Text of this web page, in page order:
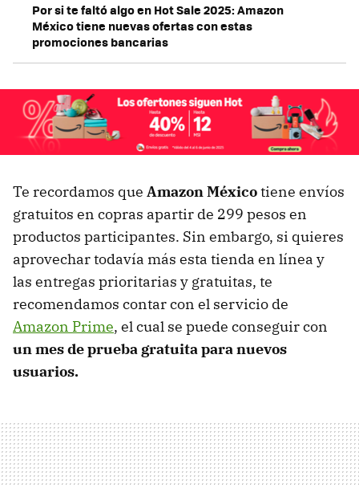
Por si te faltó algo en Hot Sale 2025: Amazon
México tiene nuevas ofertas con estas
promociones bancarias
Te recordamos que Amazon Méxicotiene envíos
gratuitos en copras apartir de 299 pesos en
productos participantes. Sin embargo, si quieres
aprovechar todavía más esta tienda en línea y
las entregas prioritarias y gratuitas, te
recomendamos contar con el servicio de
Amazon Prime, el cual se puede conseguir con
un mes de prueba gratuita para nuevos
usuarios.